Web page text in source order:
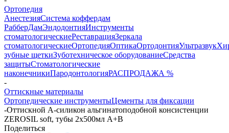
Ортопедия
АнестезияСистема коффердам
РабберДамЭндодонтияИнструменты
стоматологическиеРеставрацияЗеркала
стоматологическиеОртопедияОптикаОртодонтияУльтразвук
зубные щеткиЗуботехническое оборудованиеСредства
защитыСтоматологические
наконечникиПародонтологияРАСПРОДАЖА %
-
Оттискные материалы
Ортопедические инструментыЦементы для фиксации
-Оттискной А-силикон альгинатоподобной консистенции
ZEROSIL soft, тубы 2х500мл А+В
Поделиться